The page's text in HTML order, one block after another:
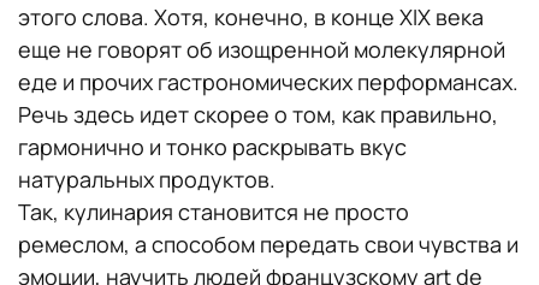
этого слова. Хотя, конечно, в конце XIX века
еще не говорят об изощренной молекулярной
еде и прочих гастрономических перформансах.
Речь здесь идет скорее о том, как правильно,
гармонично и тонко раскрывать вкус
натуральных продуктов.
Так, кулинария становится не просто
ремеслом, а способом передать свои чувства и
эмоции, научить людей французскому art de